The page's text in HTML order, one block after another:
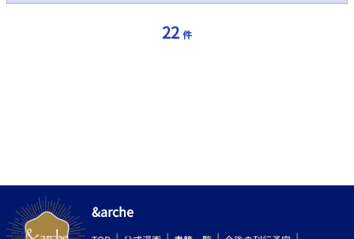
22 件
&arche